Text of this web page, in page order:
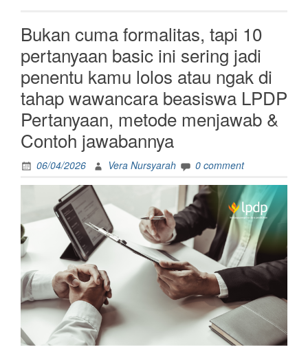
Bukan cuma formalitas, tapi 10
pertanyaan basic ini sering jadi
penentu kamu lolos atau ngak di
tahap wawancara beasiswa LPDP
Pertanyaan, metode menjawab &
Contoh jawabannya
06/04/2026 Vera Nursyarah 0 comment